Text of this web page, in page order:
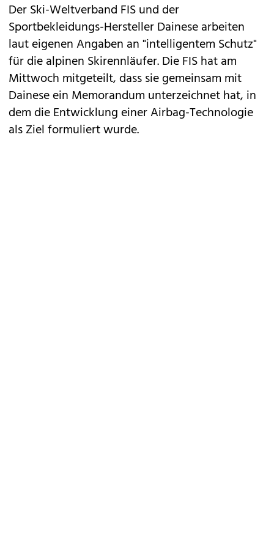
Der Ski-Weltverband FIS und der
Sportbekleidungs-Hersteller Dainese arbeiten
laut eigenen Angaben an "intelligentem Schutz"
für die alpinen Skirennläufer. Die FIS hat am
Mittwoch mitgeteilt, dass sie gemeinsam mit
Dainese ein Memorandum unterzeichnet hat, in
dem die Entwicklung einer Airbag-Technologie
als Ziel formuliert wurde.